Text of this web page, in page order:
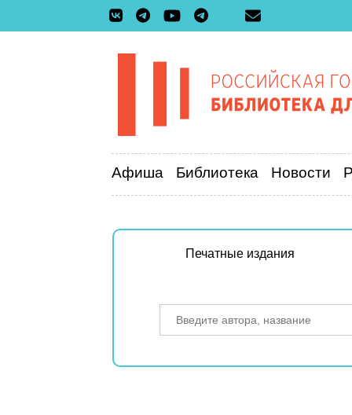
Афиша Библиотека Новости
Печатные издания